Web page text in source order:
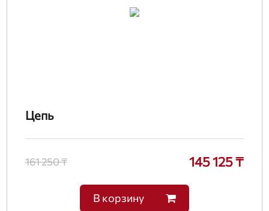
Цепь
161 250 ₸ 145 125 ₸
В корзину